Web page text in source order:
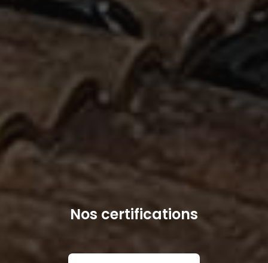
Nos certifications